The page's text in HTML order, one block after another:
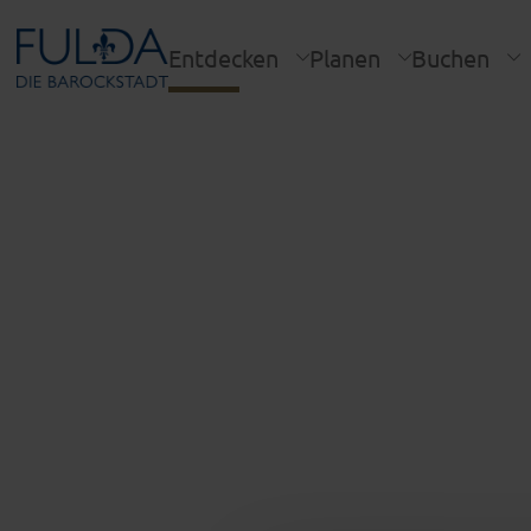
Entdecken Planen Buchen